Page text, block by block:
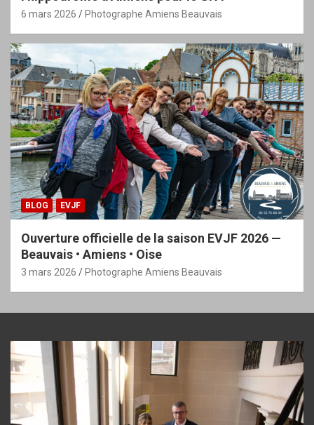
6 mars 2026 Photographe Amiens Beauvais
BLOG EVJF
Ouverture officielle de la saison EVJF 2026 —
Beauvais • Amiens • Oise
3 mars 2026 Photographe Amiens Beauvais